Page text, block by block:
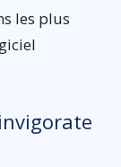
les plus